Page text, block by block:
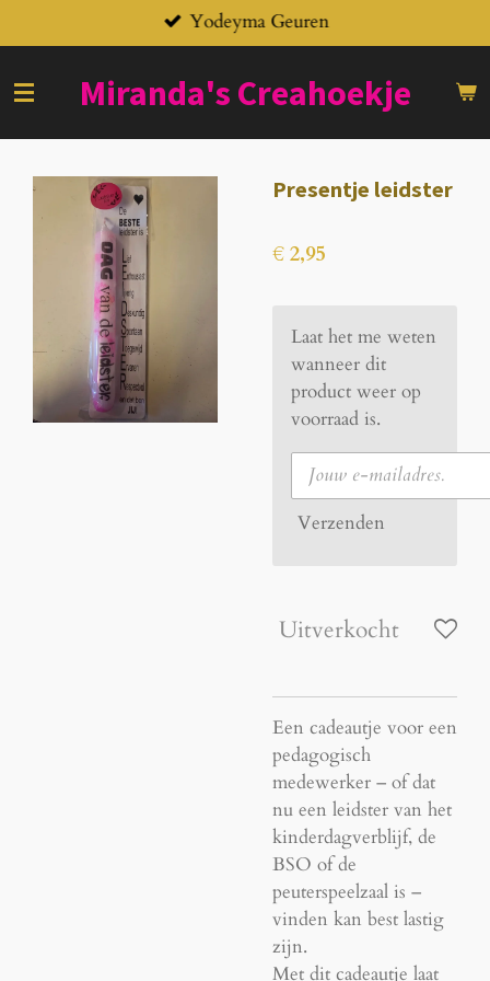
direct
naar
de
Yodeyma Geuren
Miranda's Creahoekje
Presentje leidster
€ 2,95
Laat het me weten
wanneer dit
product weer op
voorraad is.
Verzenden
Uitverkocht
Een cadeautje voor een
pedagogisch
medewerker – of dat
nu een leidster van het
kinderdagverblijf, de
BSO of de
peuterspeelzaal is –
vinden kan best lastig
zijn.
Met dit cadeautje laat